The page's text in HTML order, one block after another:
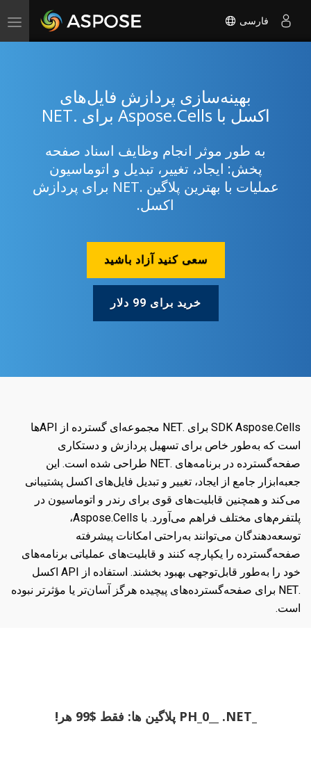
Toggle
navigation
فارسی
بهینه‌سازی پردازش فایل‌های
اکسل با Aspose.Cells برای .NET
به طور موثر انجام وظایف اسناد صفحه
پخش: ایجاد، تغییر، تبدیل و اتوماسیون
عملیات با بهترین پلاگین .NET برای پردازش
اکسل.
سعی کنید آزاد باشید
خرید برای 99 دلار
SDK Aspose.Cells برای .NET مجموعه‌ای گسترده از APIها
است که به‌طور خاص برای تسهیل پردازش و دستکاری
صفحه‌گسترده در برنامه‌های .NET طراحی شده است. این
جعبه‌ابزار جامع از ایجاد، تغییر و تبدیل فایل‌های اکسل پشتیبانی
می‌کند و همچنین قابلیت‌های قوی برای رندر و اتوماسیون در
پلتفرم‌های مختلف فراهم می‌آورد. با Aspose.Cells،
توسعه‌دهندگان می‌توانند به‌راحتی امکانات پیشرفته
صفحه‌گسترده را یکپارچه کنند و قابلیت‌های عملیاتی برنامه‌های
خود را به‌طور قابل‌توجهی بهبود بخشند. استفاده از API اکسل
.NET برای صفحه‌گسترده‌های پیچیده هرگز آسان‌تر یا مؤثرتر نبوده
است.